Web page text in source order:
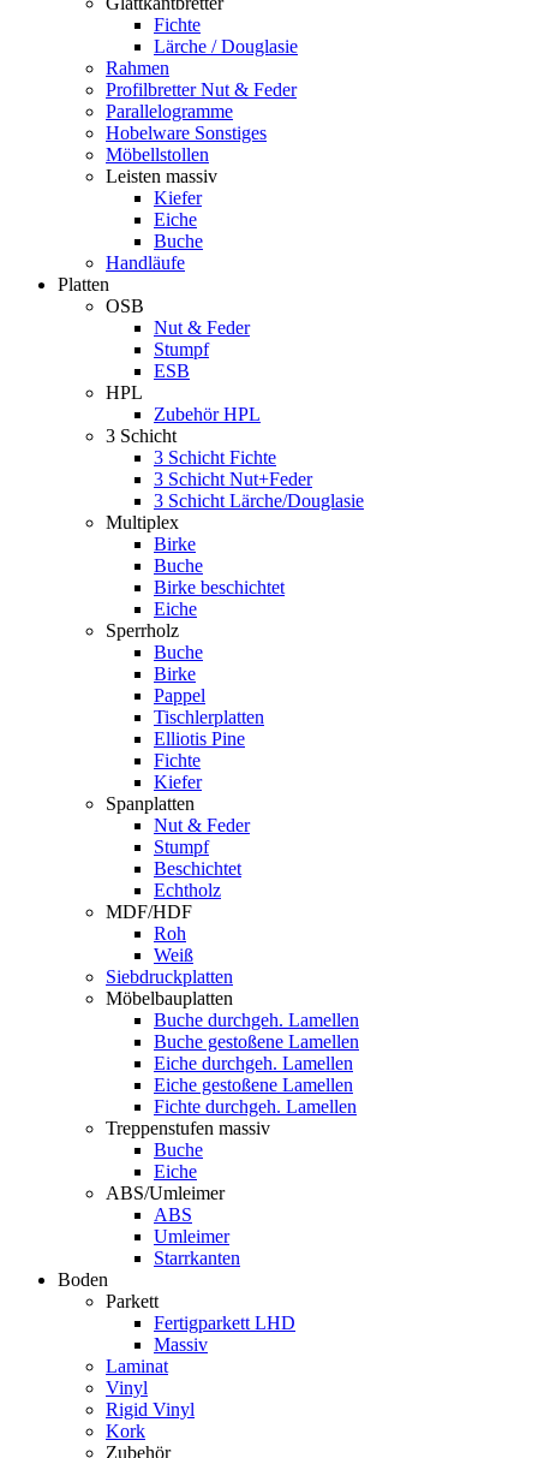
Fichte
Lärche / Douglasie
Rahmen
Profilbretter Nut & Feder
Parallelogramme
Hobelware Sonstiges
Möbellstollen
Leisten massiv
Kiefer
Eiche
Buche
Handläufe
Platten
OSB
Nut & Feder
Stumpf
ESB
HPL
Zubehör HPL
3 Schicht
3 Schicht Fichte
3 Schicht Nut+Feder
3 Schicht Lärche/Douglasie
Multiplex
Birke
Buche
Birke beschichtet
Eiche
Sperrholz
Buche
Birke
Pappel
Tischlerplatten
Elliotis Pine
Fichte
Kiefer
Spanplatten
Nut & Feder
Stumpf
Beschichtet
Echtholz
MDF/HDF
Roh
Weiß
Siebdruckplatten
Möbelbauplatten
Buche durchgeh. Lamellen
Buche gestoßene Lamellen
Eiche durchgeh. Lamellen
Eiche gestoßene Lamellen
Fichte durchgeh. Lamellen
Treppenstufen massiv
Buche
Eiche
ABS/Umleimer
ABS
Umleimer
Starrkanten
Boden
Parkett
Fertigparkett LHD
Massiv
Laminat
Vinyl
Rigid Vinyl
Kork
Zubehör